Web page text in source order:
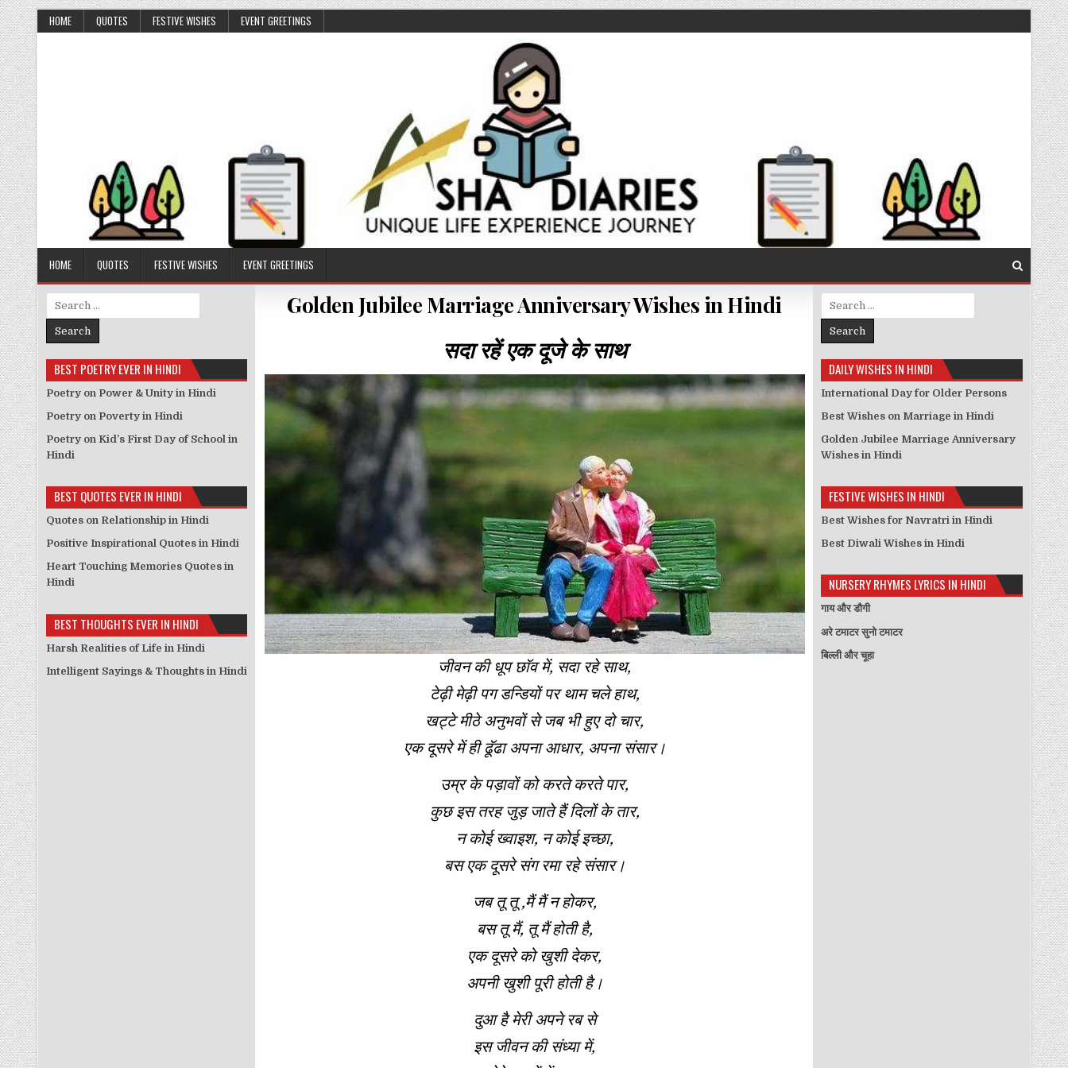
Skip to content
HOME QUOTES FESTIVE WISHES EVENT GREETINGS
HOME QUOTES FESTIVE WISHES EVENT GREETINGS
Golden Jubilee Marriage Anniversary Wishes in Hindi
सदा रहें एक दूजे के साथ
जीवन की धूप छाॅव में, सदा रहे साथ,
टेढ़ी मेढ़ी पग डन्डियों पर थाम चले हाथ,
खट्टे मीठे अनुभवों से जब भी हुए दो चार,
एक दूसरे में ही ढूॅढा अपना आधार, अपना संसार।
उम्र के पड़ावों को करते करते पार,
कुछ इस तरह जुड़ जाते हैं दिलों के तार,
न कोई ख्वाइश, न कोई इच्छा,
बस एक दूसरे संग रमा रहे संसार।
जब तू तू ,मैं मैं न होकर,
बस तू मैं, तू मैं होती है,
एक दूसरे को खुशी देकर,
अपनी खुशी पूरी होती है।
दुआ है मेरी अपने रब से
इस जीवन की संध्या में,
Search for:
BEST POETRY EVER IN HINDI
Poetry on Power & Unity in Hindi
Poetry on Poverty in Hindi
Poetry on Kid’s First Day of School in
Hindi
BEST QUOTES EVER IN HINDI
Quotes on Relationship in Hindi
Positive Inspirational Quotes in Hindi
Heart Touching Memories Quotes in
Hindi
BEST THOUGHTS EVER IN HINDI
Harsh Realities of Life in Hindi
Intelligent Sayings & Thoughts in Hindi
Search for:
DAILY WISHES IN HINDI
International Day for Older Persons
Best Wishes on Marriage in Hindi
Golden Jubilee Marriage Anniversary
Wishes in Hindi
FESTIVE WISHES IN HINDI
Best Wishes for Navratri in Hindi
Best Diwali Wishes in Hindi
NURSERY RHYMES LYRICS IN HINDI
गाय और डौगी
अरे टमाटर सुनो टमाटर
बिल्ली और चूहा